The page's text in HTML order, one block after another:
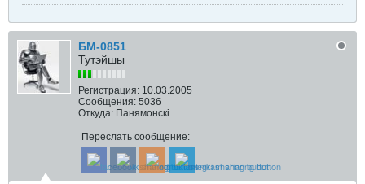
БМ-0851
Тутэйшы
Регистрация: 10.03.2005
Сообщения: 5036
Откуда: Панямонскі
Переслать сообщение: